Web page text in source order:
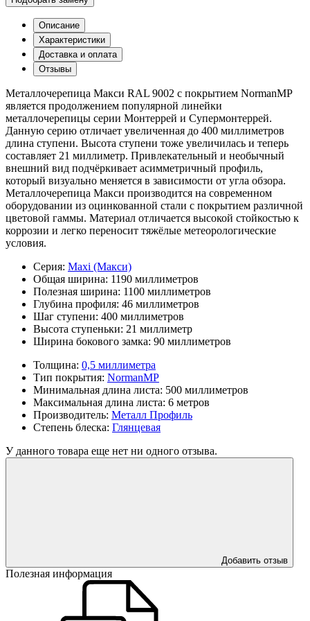
Описание
Характеристики
Доставка и оплата
Отзывы
Металлочерепица Макси RAL 9002 с покрытием NormanMP
является продолжением популярной линейки
металлочерепицы серии Монтеррей и Супермонтеррей.
Данную серию отличает увеличенная до 400 миллиметров
длина ступени. Высота ступени тоже увеличилась и теперь
составляет 21 миллиметр. Привлекательный и необычный
внешний вид подчёркивает асимметричный профиль,
который визуально меняется в зависимости от угла обзора.
Металлочерепица Макси производится на современном
оборудовании из оцинкованной стали с покрытием различной
цветовой гаммы. Материал отличается высокой стойкостью к
коррозии и легко переносит тяжёлые метеорологические
условия.
Серия: Maxi (Макси)
Общая ширина: 1190 миллиметров
Полезная ширина: 1100 миллиметров
Глубина профиля: 46 миллиметров
Шаг ступени: 400 миллиметров
Высота ступеньки: 21 миллиметр
Ширина бокового замка: 90 миллиметров
Толщина: 0,5 миллиметра
Тип покрытия: NormanMP
Минимальная длина листа: 500 миллиметров
Максимальная длина листа: 6 метров
Производитель: Металл Профиль
Степень блеска: Глянцевая
У данного товара еще нет ни одного отзыва.
Добавить отзыв
Полезная информация